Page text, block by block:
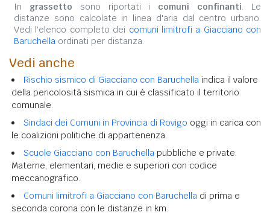
In grassetto sono riportati i comuni confinanti. Le
distanze sono calcolate in linea d'aria dal centro urbano.
Vedi l'elenco completo dei comuni limitrofi a Giacciano con
Baruchella ordinati per distanza.
Vedi anche
Rischio sismico di Giacciano con Baruchella indica il valore
della pericolosità sismica in cui è classificato il territorio
comunale.
Sindaci dei Comuni in Provincia di Rovigo oggi in carica con
le coalizioni politiche di appartenenza.
Scuole Giacciano con Baruchella pubbliche e private.
Materne, elementari, medie e superiori con codice
meccanografico.
Comuni limitrofi a Giacciano con Baruchella di prima e
seconda corona con le distanze in km.